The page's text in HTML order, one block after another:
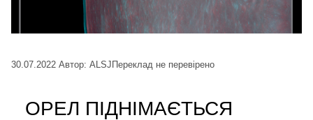
30.07.2022 Автор: ALSJ Переклад не перевірено
ОРЕЛ ПІДНІМАЄТЬСЯ